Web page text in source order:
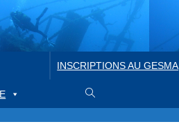
INSCRIPTIONS AU GESMA
Toggle
website